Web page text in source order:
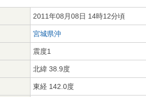
2011年08月08日 14時12分頃
宮城県沖
震度1
北緯 38.9度
東経 142.0度